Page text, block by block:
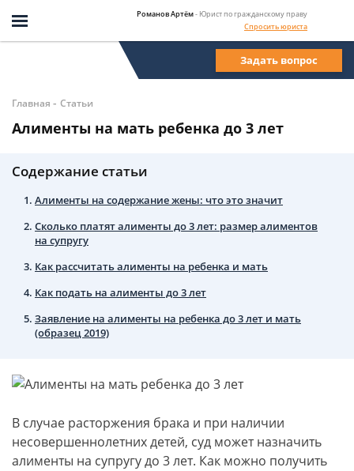
Романов Артём- Юрист по гражданскому праву
Спросить юриста
Задать вопрос
Главная - Статьи
Алименты на мать ребенка до 3 лет
Содержание статьи
Алименты на содержание жены: что это значит
Сколько платят алименты до 3 лет: размер алиментов
на супругу
Как рассчитать алименты на ребенка и мать
Как подать на алименты до 3 лет
Заявление на алименты на ребенка до 3 лет и мать
(образец 2019)
В случае расторжения брака и при наличии
несовершеннолетних детей, суд может назначить
алименты на супругу до 3 лет. Как можно получить